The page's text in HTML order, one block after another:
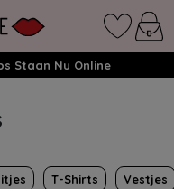
Staan Nu Online
T-Shirts Vestjes